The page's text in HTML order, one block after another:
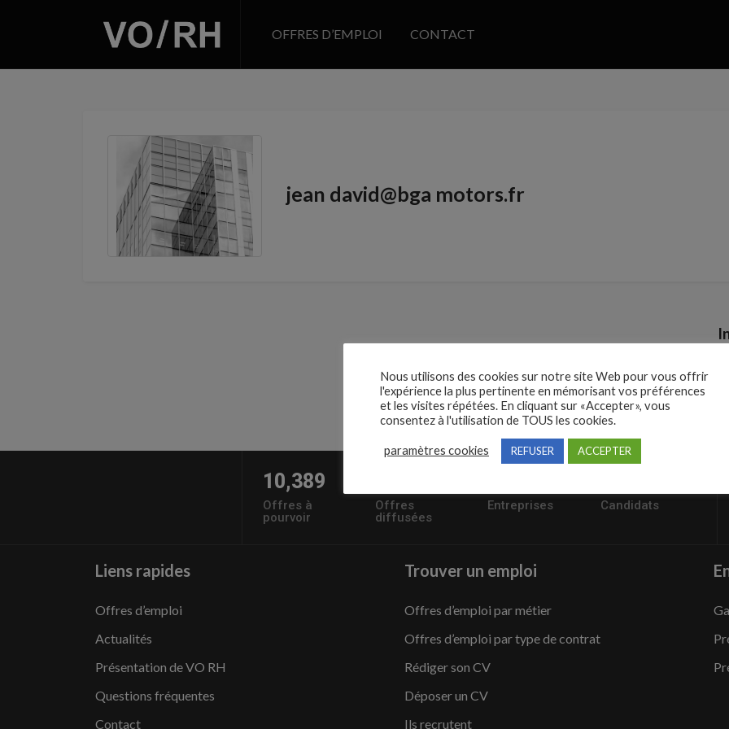
OFFRES D’EMPLOI CONTACT
jean david@bga motors.fr
10,389
Offres à
pourvoir
Offres
diffusées
Entreprises Candidats
Liens rapides
Offres d’emploi
Actualités
Présentation de VO RH
Questions fréquentes
Contact
Trouver un emploi
Offres d’emploi par métier
Offres d’emploi par type de contrat
Rédiger son CV
Déposer un CV
Ils recrutent
Nous utilisons des cookies sur notre site Web pour vous offrir
l'expérience la plus pertinente en mémorisant vos préférences
et les visites répétées. En cliquant sur «Accepter», vous
consentez à l'utilisation de TOUS les cookies.
paramètres cookies REFUSER ACCEPTER